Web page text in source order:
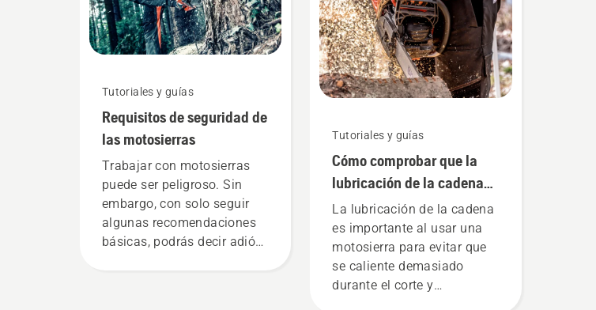
Tutoriales y guías
Requisitos de seguridad de
las motosierras
Trabajar con motosierras
puede ser peligroso. Sin
embargo, con solo seguir
algunas recomendaciones
básicas, podrás decir adiós
Tutoriales y guías
Cómo comprobar que la
lubricación de la cadena
funciona en tu motosierra
La lubricación de la cadena
es importante al usar una
motosierra para evitar que
se caliente demasiado
durante el corte y